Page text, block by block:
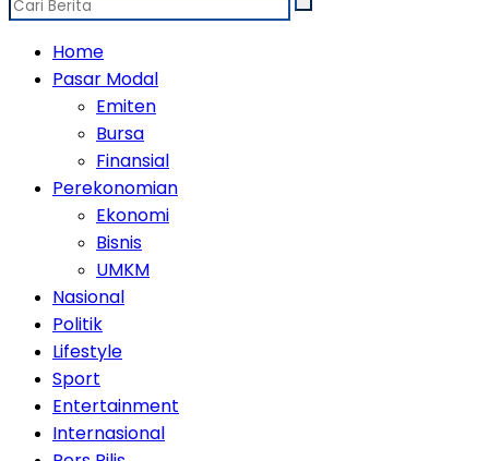
Home
Pasar Modal
Emiten
Bursa
Finansial
Perekonomian
Ekonomi
Bisnis
UMKM
Nasional
Politik
Lifestyle
Sport
Entertainment
Internasional